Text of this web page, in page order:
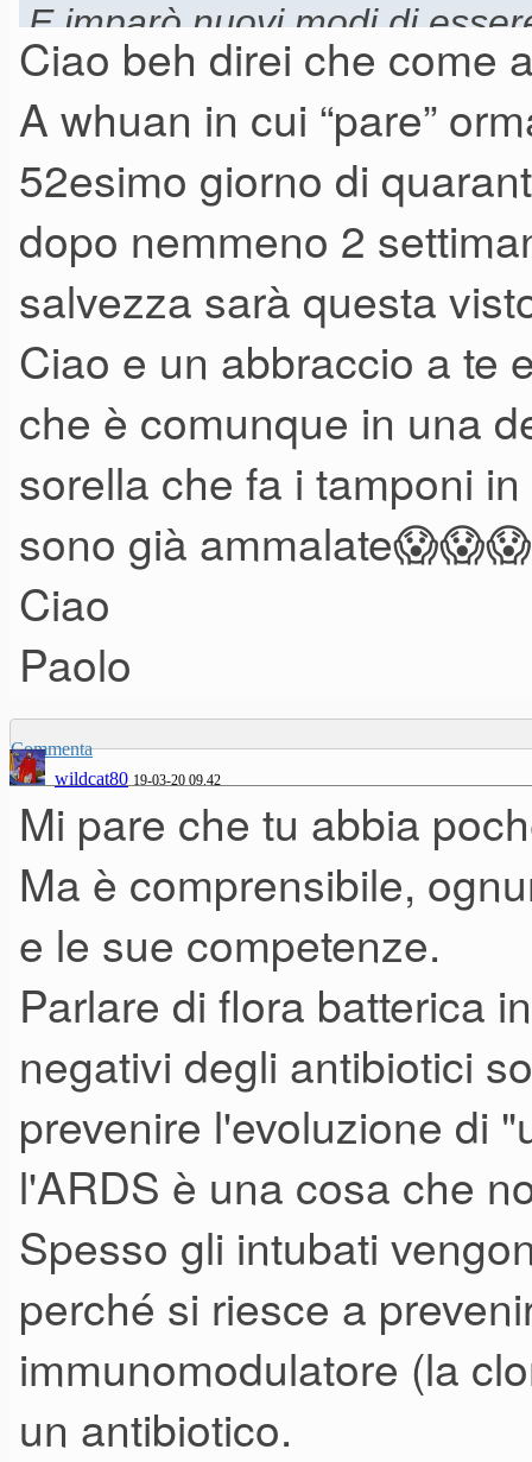
E imparò nuovi modi di
E ascoltò più in profondità.
Qualcuno pregava.
Qualcuno incontrò la propria
E la gente cominciò a
E la gente guarì.
E nell’assenza di gente che
Pericolosi Senza senso e
Anche la terra cominciò a
E quando il pericolo finì. E la
Si addolorarono per i morti.
E guarirono completamente
(K.O’Meara - Poesia scritta
1800)
Qui siamo su una scala ben
questo interessante articolo
pandemie" offrendone una
situazioni ed i pensieri sono
tecnologia, che ci aiuta e
umani)
Ciao beh direi che come
A whuan in cui “pare”
52esimo giorno di
dopo nemmeno 2
salvezza sarà questa
Ciao e un abbraccio a te
che è comunque in una
sorella che fa i tamponi
sono già
Ciao
Paolo
Commenta
wildcat80 19-03-20 09.42
Mi pare che tu abbia
Ma è comprensibile,
e le sue competenze.
Parlare di flora batterica
negativi degli antibiotici
prevenire l'evoluzione di
l'ARDS è una cosa che
Spesso gli intubati
perché si riesce a
immunomodulatore (la
un antibiotico.